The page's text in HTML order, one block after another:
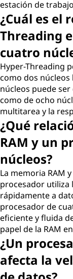
estación de
¿Cuál es el
Threading
cuatro
Hyper-Threading
como dos
núcleos puede
como de ocho
multitarea y la
¿Qué
RAM y un
núcleos?
La memoria RAM
procesador utiliza
rápidamente a
procesador de
eficiente y fluida
papel de la RAM
¿Un
afecta la